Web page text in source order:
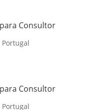
Consultor
Consultor